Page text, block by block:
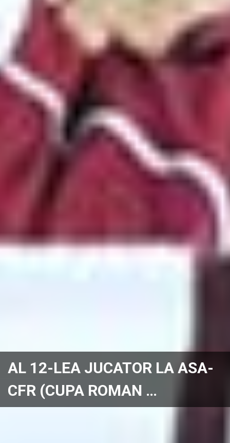
AL 12-LEA JUCATOR LA ASA-
CFR (CUPA ROMAN …